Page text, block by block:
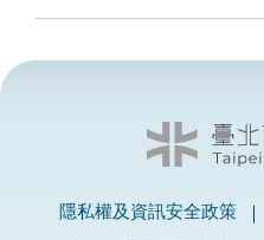
隱私權及資訊安全政策